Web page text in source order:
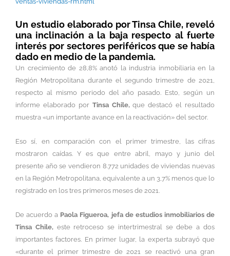
Un estudio elaborado por Tinsa Chile, reveló
una inclinación a la baja respecto al fuerte
interés por sectores periféricos que se había
dado en medio de la pandemia.
Un crecimiento de 28,8% anotó la industria inmobiliaria en la
Región Metropolitana durante el segundo trimestre de 2021,
respecto al mismo periodo del año pasado. Esto, según un
informe elaborado por Tinsa Chile,que destacó el resultado
muestra «un importante avance en la reactivación» del sector.
Eso sí, en comparación con el primer trimestre, las cifras
mostraron caídas. Y es que entre abril, mayo y junio del
presente año se vendieron 8.772 unidades de viviendas nuevas
en la Región Metropolitana, equivalente a un 3,7% menos que lo
registrado en los tres primeros meses de 2021.
De acuerdo a Paola Figueroa, jefa de estudios inmobiliarios de
Tinsa Chile,este retroceso se intertrimestral se debe a dos
importantes factores. En primer lugar, la experta subrayó que
«durante el primer trimestre de 2021 se reactivó una gran